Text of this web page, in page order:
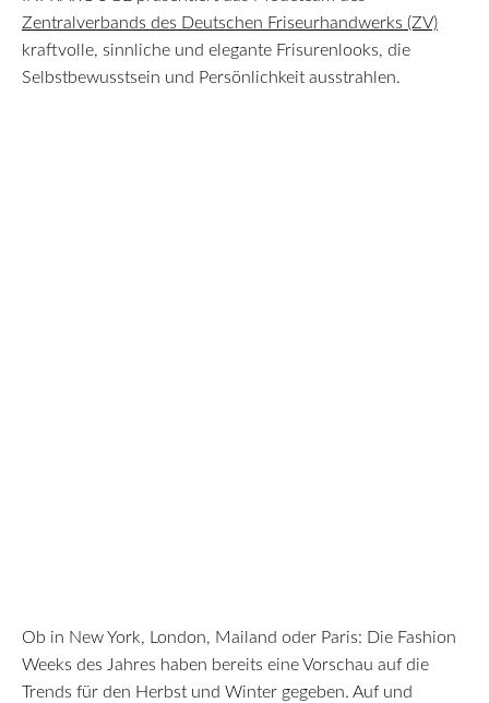
Zentralverbands des Deutschen Friseurhandwerks (ZV)
kraftvolle, sinnliche und elegante Frisurenlooks, die
Selbstbewusstsein und Persönlichkeit ausstrahlen.
Ob in New York, London, Mailand oder Paris: Die Fashion
Weeks des Jahres haben bereits eine Vorschau auf die
Trends für den Herbst und Winter gegeben. Auf und